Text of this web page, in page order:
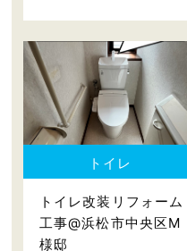
トイレ
トイレ改装リフォーム
工事@浜松市中央区M
様邸